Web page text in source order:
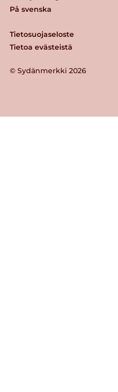
© Sydänmerkki 2026
Tietosuojaseloste
Tietoa evästeistä
På svenska